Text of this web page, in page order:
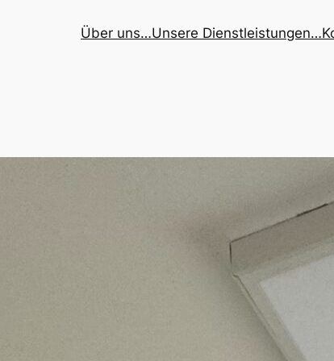
Über uns…Unsere Dienstleistungen…